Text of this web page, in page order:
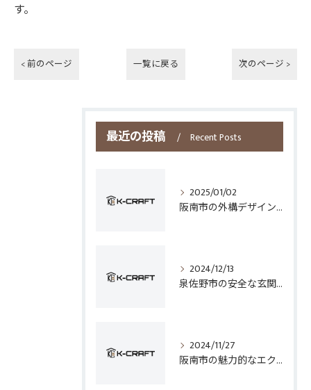
す。
< 前のページ 一覧に戻る 次のページ >
最近の投稿 Recent Posts
2025/01/02
阪南市の外構デザインとフェンス選びのポイント
2024/12/13
泉佐野市の安全な玄関手すり設置技術
2024/11/27
阪南市の魅力的なエクステリアデザイン